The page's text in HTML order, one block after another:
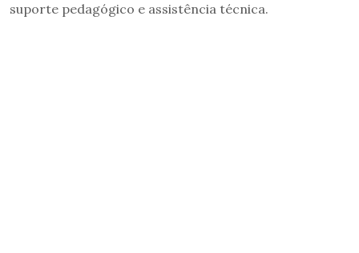
suporte pedagógico e assistência técnica.